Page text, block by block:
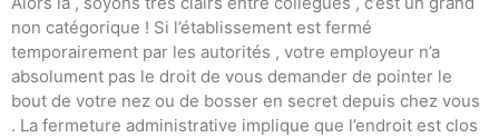
non catégorique ! Si l’établissement est fermé
temporairement par les autorités , votre employeur n’a
absolument pas le droit de vous demander de pointer le
bout de votre nez ou de bosser en secret depuis chez vous
. La fermeture administrative implique que l’endroit est clos